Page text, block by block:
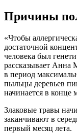
Причины
«Чтобы
достаточной
человека был
рассказывает
в период
пыльцы деревьев
начинается в конце
Злаковые травы
заканчивают в
первый месяц лета.